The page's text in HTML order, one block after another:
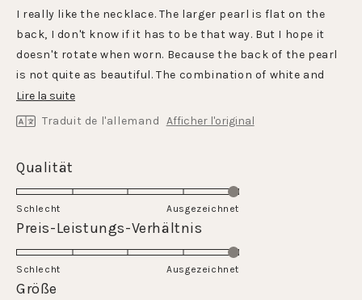
5
étoiles
I really like the necklace. The larger pearl is flat on the
back, I don't know if it has to be that way. But I hope it
doesn't rotate when worn. Because the back of the pearl
is not quite as beautiful. The combination of white and
pink is really nice
Lire la suiteEn
savoir
avis
Traduit de l'allemand Afficher l'original
Qualität
sur
échelle
de
Schlecht Ausgezeichnet
Preis-Leistungs-Verhältnis
sur
Schlecht Ausgezeichnet
Größe